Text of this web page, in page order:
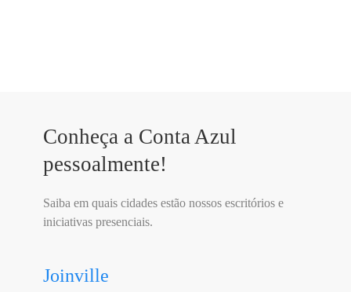
Conheça a Conta Azul
pessoalmente!
Saiba em quais cidades estão nossos escritórios e
iniciativas presenciais.
Joinville